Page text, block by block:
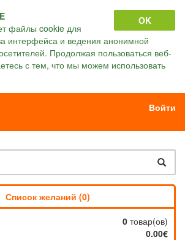
OK
файлы cookie для
интерфейса и ведения анонимной
Продолжая пользоваться веб-
с тем, что мы можем использовать
Войти
Список желаний (0)
0 товар(ов)
0.00€